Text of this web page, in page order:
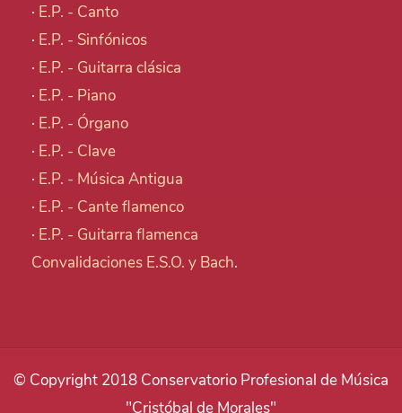
· E.P. - Canto
· E.P. - Sinfónicos
· E.P. - Guitarra clásica
· E.P. - Piano
· E.P. - Órgano
· E.P. - Clave
· E.P. - Música Antigua
· E.P. - Cante flamenco
· E.P. - Guitarra flamenca
Convalidaciones E.S.O. y Bach.
© Copyright 2018 Conservatorio Profesional de Música
"Cristóbal de Morales"